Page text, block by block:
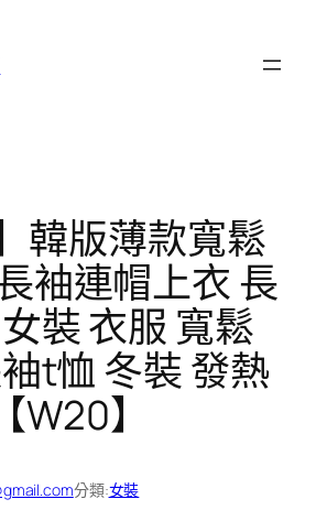
】韓版薄款寬鬆
袖連帽上衣 長
裝 衣服 寬鬆
t恤 冬裝 發熱
W20】
分類:女裝